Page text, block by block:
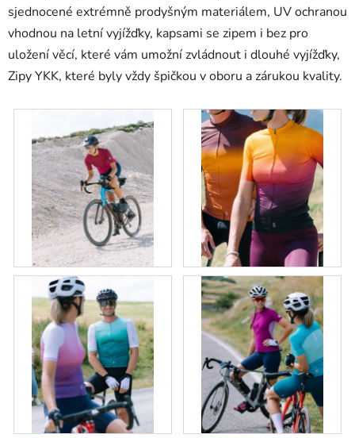
sjednocené extrémně prodyšným materiálem, UV ochranou
vhodnou na letní vyjížďky, kapsami se zipem i bez pro
uložení věcí, které vám umožní zvládnout i dlouhé vyjížďky,
Zipy YKK, které byly vždy špičkou v oboru a zárukou kvality.